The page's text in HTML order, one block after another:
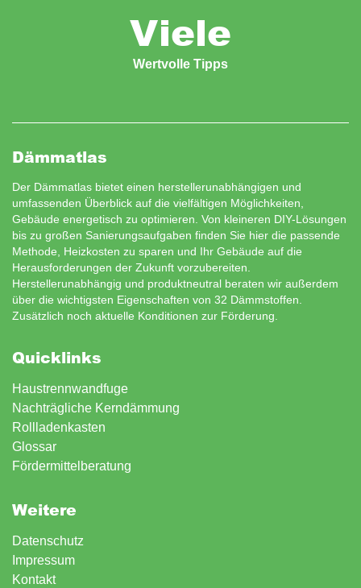
Viele
Wertvolle Tipps
Dämmatlas
Der Dämmatlas bietet einen herstellerunabhängigen und
umfassenden Überblick auf die vielfältigen Möglichkeiten,
Gebäude energetisch zu optimieren. Von kleineren DIY-Lösungen
bis zu großen Sanierungsaufgaben finden Sie hier die passende
Methode, Heizkosten zu sparen und Ihr Gebäude auf die
Herausforderungen der Zukunft vorzubereiten.
Herstellerunabhängig und produktneutral beraten wir außerdem
über die wichtigsten Eigenschaften von 32 Dämmstoffen.
Zusätzlich noch aktuelle Konditionen zur Förderung
Quicklinks
Haustrennwandfuge
Nachträgliche Kerndämmung
Rollladenkasten
Glossar
Fördermittelberatung
Weitere
Datenschutz
Impressum
Kontakt